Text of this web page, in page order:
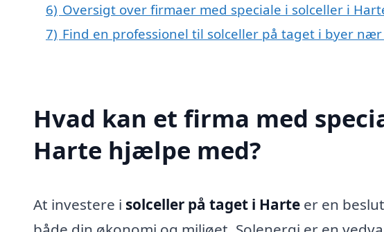
6) Oversigt over firmaer med speciale i solceller i
7) Find en professionel til solceller på taget i byer
Hvad kan et firma med
Harte hjælpe med?
At investere i solceller på taget i Harte er en